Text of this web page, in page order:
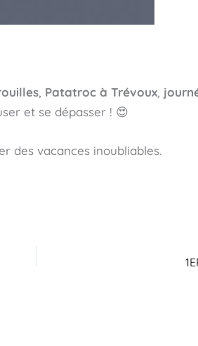
, Patatroc à Trévoux,
et se dépasser ! 😍
des vacances inoubliables.